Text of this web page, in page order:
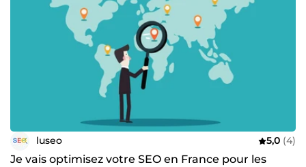
luseo 5,0 (4)
Je vais optimisez votre SEO en France pour les